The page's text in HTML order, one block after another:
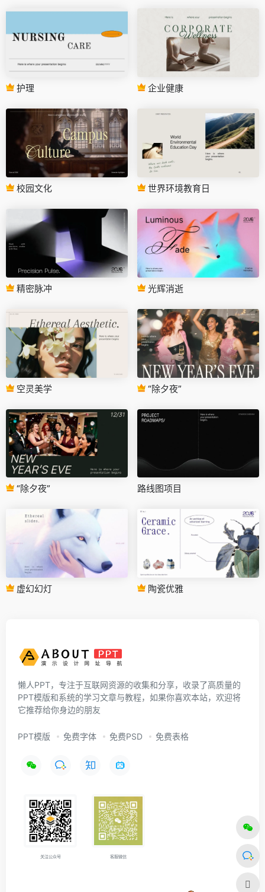
护理 企业健康
校园文化 世界环境教育日
精密脉冲 光辉消逝
空灵美学 “除夕夜”
“除夕夜” 路线图项目
虚幻幻灯 陶瓷优雅
懒人PPT，专注于互联网资源的收集和分享，收录了高质量的
PPT模版和系统的学习文章与教程，如果你喜欢本站，欢迎将
它推荐给你身边的朋友
PPT模版 免费字体 免费PSD 免费表格
关注公众号 客服微信